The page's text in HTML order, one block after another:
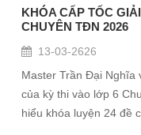
KHÓA CẤP TỐC
CHUYÊN TĐN 2026
13-03-2626
Master Trần Đại Nghĩa
của kỳ thi vào lớp 6
hiểu khóa luyện 24 đề